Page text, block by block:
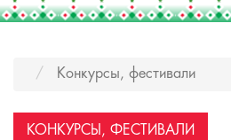
Конкурсы, фестивали
КОНКУРСЫ, ФЕСТИВАЛИ